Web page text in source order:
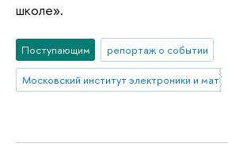
школе».
Поступающим репортаж о событии
Московский институт электроники и